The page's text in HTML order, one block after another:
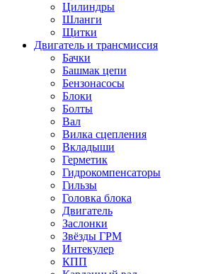
Цилиндры
Шланги
Щитки
Двигатель и трансмиссия
Бачки
Башмак цепи
Бензонасосы
Блоки
Болты
Вал
Вилка сцепления
Вкладыши
Герметик
Гидрокомпенсаторы
Гильзы
Головка блока
Двигатель
Заслонки
Звёзды ГРМ
Интекулер
КПП